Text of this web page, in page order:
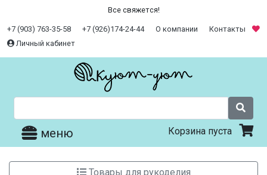
Все свяжется!
+7 (903) 763-35-58 +7 (926)174-24-44 О компании
Контакты
Личный кабинет
меню Корзина пуста
Товары для рукоделия